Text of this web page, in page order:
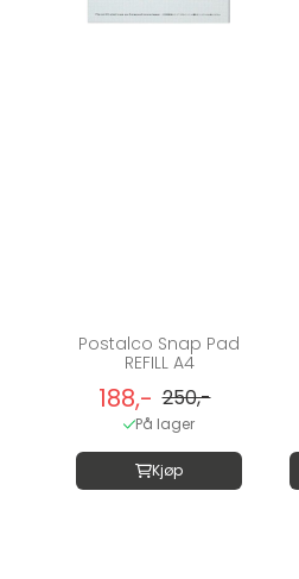
Postalco Snap Pad
REFILL A4
188,- 250,-
På lager
Kjøp